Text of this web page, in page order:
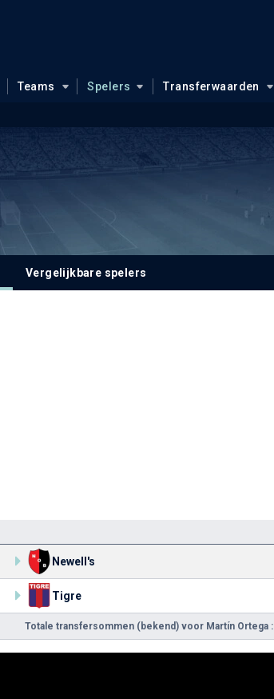
Teams Spelers Transferwaarden
Vergelijkbare spelers
Newell's
Tigre
Totale transfersommen (bekend) voor Martín Ortega :